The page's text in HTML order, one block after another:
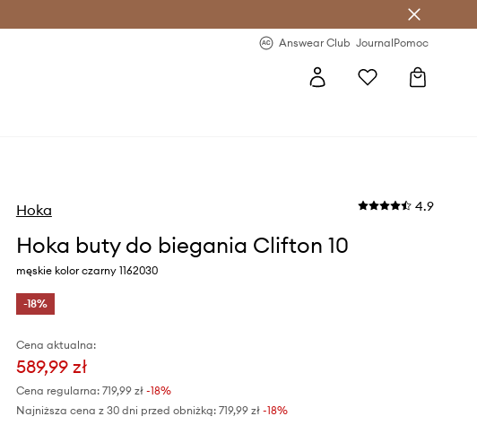
Answear Club JournalPomoc
Hoka 4.9
Hoka buty do biegania Clifton 10
męskie kolor czarny 1162030
-18%
Cena aktualna:
589,99 zł
Cena regularna: 719,99 zł-18%
Najniższa cena z 30 dni przed obniżką: 719,99 zł -18%